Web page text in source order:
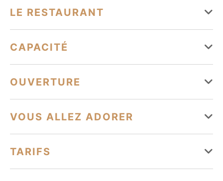
LE RESTAURANT
Spécialités culinaires
Cuisine méditerranéenne Cuisine italienne
CAPACITÉ
2 salle(s) climatisées
26 couvert(s) maximum
OUVERTURE
Du 01 janvier au 31 décembre
Lundi Ouvert de 12h à 23h
Mardi
VOUS ALLEZ ADORER
Toilettes Climatisation Parking à proximité
TARIFS